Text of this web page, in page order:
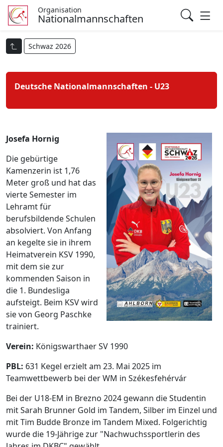
Organisation
Nationalmannschaften
Schwaz 2026
Deutsche Nationalmannschaften - U23
Josefa Hornig
Die gebürtige
Kamenzerin ist 1,76
Meter groß und hat das
vierte Semester im
Lehramt für
berufsbildende Schulen
absolviert. Von Anfang
an kegelte sie in ihrem
Heimatverein KSV 1990,
mit dem sie zur
kommenden Saison in
die 1. Bundesliga
aufsteigt. Beim KSV wird
sie von Georg Paschke
trainiert.
Verein: Königswarthaer SV 1990
PBL: 631 Kegel erzielt am 23. Mai 2025 im
Teamwettbewerb bei der WM in Székesfehérvár
Bei der U18-EM in Brezno 2024 gewann die Studentin
mit Sarah Brunner Gold im Tandem, Silber im Einzel und
mit Tim Budde Bronze im Tandem Mixed. Folgerichtig
wurde die 19-Jährige zur "Nachwuchssportlerin des